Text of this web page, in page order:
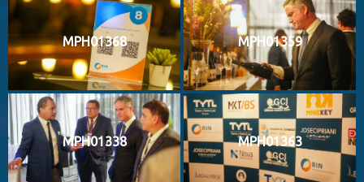
MPH01368 MPH01359
MPH01338 MPH01363